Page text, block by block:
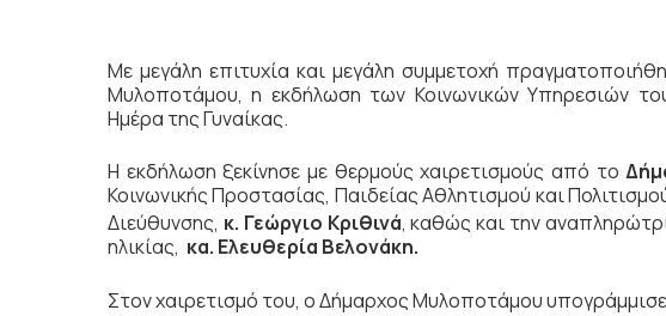
Με μεγάλη επιτυχία και μεγάλη συμμετοχή
Μυλοποτάμου, η εκδήλωση των Κοινωνικών Υπηρεσιών
Ημέρα της Γυναίκας.
Η εκδήλωση ξεκίνησε με θερμούς χαιρετισμούς από το
Κοινωνικής Προστασίας, Παιδείας Αθλητισμού και
Διεύθυνσης, κ. Γεώργιο Κριθινά, καθώς και την
ηλικίας, κα. Ελευθερία Βελονάκη.
Στον χαιρετισμό του, ο Δήμαρχος Μυλοποτάμου